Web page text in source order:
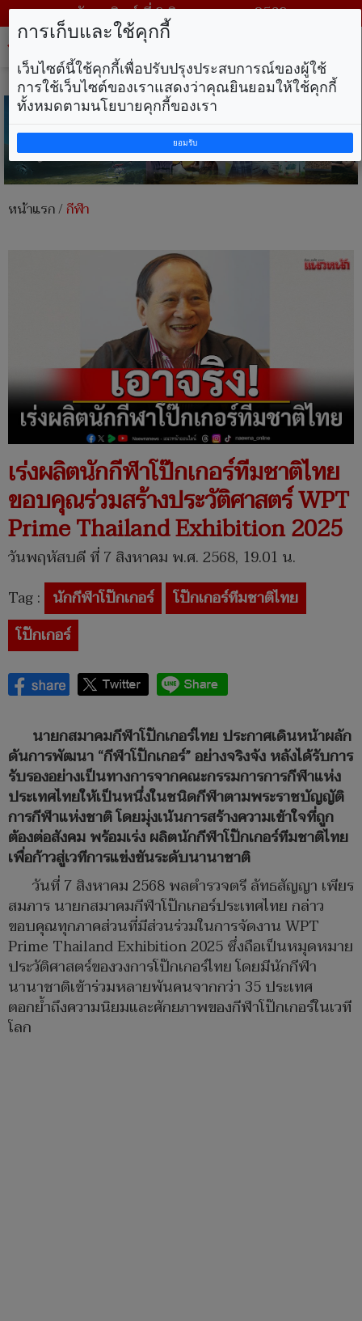
วันอาทิตย์ ที่ 9 สิงหาคม พ.ศ. 2569
หน้าแรก/กีฬา
เร่งผลิตนักกีฬาโป๊กเกอร์ทีมชาติไทย
ขอบคุณร่วมสร้างประวัติศาสตร์ WPT
Prime Thailand Exhibition 2025
วันพฤหัสบดี ที่ 7 สิงหาคม พ.ศ. 2568, 19.01 น.
Tag : นักกีฬาโป๊กเกอร์
โป๊กเกอร์ทีมชาติไทย
โป๊กเกอร์
นายกสมาคมกีฬาโป๊กเกอร์ไทย ประกาศเดินหน้าผลัก
ดันการพัฒนา “กีฬาโป๊กเกอร์” อย่างจริงจัง หลังได้รับการ
รับรองอย่างเป็นทางการจากคณะกรรมการการกีฬาแห่ง
ประเทศไทยให้เป็นหนึ่งในชนิดกีฬาตามพระราชบัญญัติ
การกีฬาแห่งชาติ โดยมุ่งเน้นการสร้างความเข้าใจที่ถูก
ต้องต่อสังคม พร้อมเร่ง ผลิตนักกีฬาโป๊กเกอร์ทีมชาติไทย
เพื่อก้าวสู่เวทีการแข่งขันระดับนานาชาติ
วันที่ 7 สิงหาคม 2568 พลตำรวจตรี ลัทธสัญญา เพียร
สมภาร นายกสมาคมกีฬาโป๊กเกอร์ประเทศไทย กล่าว
ขอบคุณทุกภาคส่วนที่มีส่วนร่วมในการจัดงาน WPT
Prime Thailand Exhibition 2025 ซึ่งถือเป็นหมุดหมาย
ประวัติศาสตร์ของวงการโป๊กเกอร์ไทย โดยมีนักกีฬา
นานาชาติเข้าร่วมหลายพันคนจากกว่า 35 ประเทศ
ตอกย้ำถึงความนิยมและศักยภาพของกีฬาโป๊กเกอร์ในเวที
โลก
การเก็บและใช้คุกกี้
เว็บไซต์นี้ใช้คุกกี้เพื่อปรับปรุงประสบการณ์ของผู้ใช้
การใช้เว็บไซต์ของเราแสดงว่าคุณยินยอมให้ใช้คุกกี้
ทั้งหมดตามนโยบายคุกกี้ของเรา
ยอมรับ